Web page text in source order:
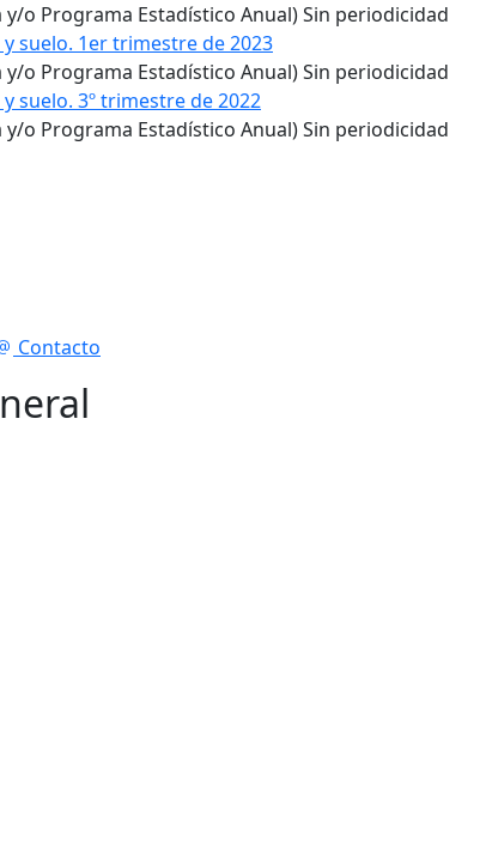
o Programa Estadístico Anual) Sin periodicidad
suelo. 1er trimestre de 2023
o Programa Estadístico Anual) Sin periodicidad
suelo. 3º trimestre de 2022
o Programa Estadístico Anual) Sin periodicidad
Contacto